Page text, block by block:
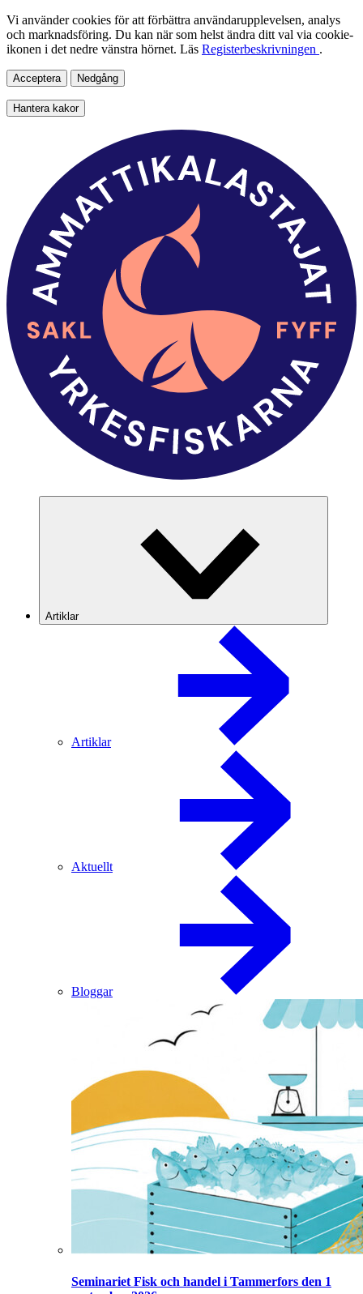
Vi använder cookies för att förbättra användarupplevelsen, analys
och marknadsföring. Du kan när som helst ändra ditt val via cookie-
ikonen i det nedre vänstra hörnet. Läs Registerbeskrivningen .
Acceptera Nedgång
Hantera kakor
Artiklar
Artiklar
Aktuellt
Bloggar
Seminariet Fisk och handel i Tammerfors den 1